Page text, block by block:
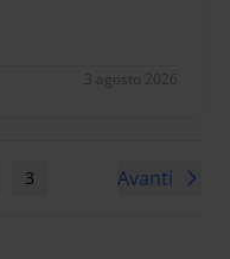
3 agosto 2026
3 5 6
Avanti